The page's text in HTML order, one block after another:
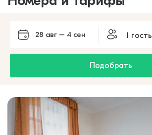
28 авг – 4 сен 1 гость
Подобрать